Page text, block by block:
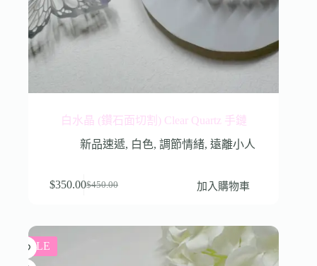
白水晶 (鑽石面切割) Clear Quartz 手鏈
新品速遞, 白色,調節情緒,遠離小人
$450.00
$350.00 加入購物車
SALE